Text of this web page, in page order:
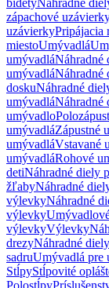
bidetyNáhradné
zápachové
uzávierkyPripájacia
miestoUmývadlá
umývadláNáhradné
umývadláNáhradné
doskuNáhradné
umývadláNáhradné
umývadlo
umývadláZápustné
umývadláVstavané
umývadláRohové
detiNáhradné diely
žľabyNáhradné
výlevkyNáhradné
výlevky
výlevkyVýlevky
drezyNáhradné
sadruUmývadlá pre
StĺpyStĺpovité
Polostĺpy